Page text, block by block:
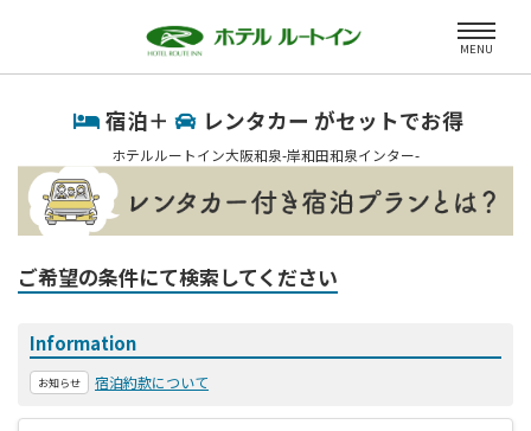
MENU
宿泊＋ レンタカー がセットでお得
ホテルルートイン大阪和泉-岸和田和泉インター-
ご希望の条件にて検索してください
Information
お知らせ 宿泊約款について